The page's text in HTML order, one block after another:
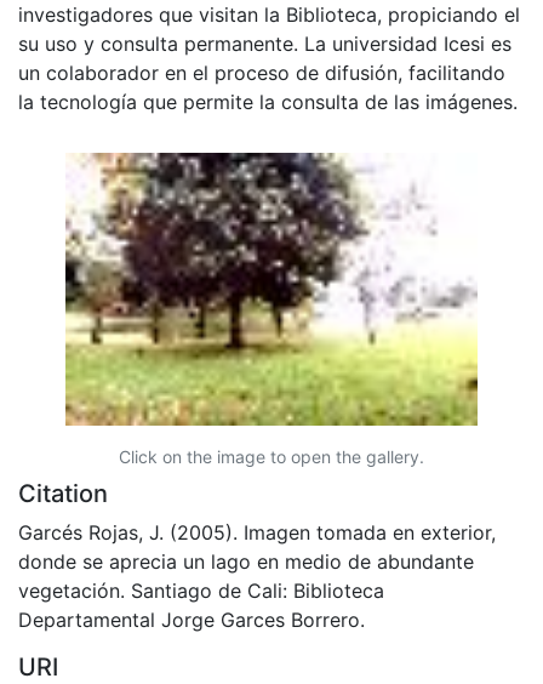
investigadores que visitan la Biblioteca, propiciando el
su uso y consulta permanente. La universidad Icesi es
un colaborador en el proceso de difusión, facilitando
la tecnología que permite la consulta de las imágenes.
Click on the image to open the gallery.
Citation
Garcés Rojas, J. (2005). Imagen tomada en exterior,
donde se aprecia un lago en medio de abundante
vegetación. Santiago de Cali: Biblioteca
Departamental Jorge Garces Borrero.
URI